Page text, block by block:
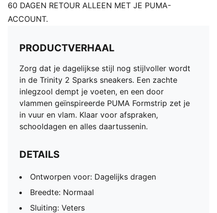
60 DAGEN RETOUR ALLEEN MET JE PUMA-
ACCOUNT.
PRODUCTVERHAAL
Zorg dat je dagelijkse stijl nog stijlvoller wordt
in de Trinity 2 Sparks sneakers. Een zachte
inlegzool dempt je voeten, en een door
vlammen geïnspireerde PUMA Formstrip zet je
in vuur en vlam. Klaar voor afspraken,
schooldagen en alles daartussenin.
DETAILS
Ontworpen voor: Dagelijks dragen
Breedte: Normaal
Sluiting: Veters